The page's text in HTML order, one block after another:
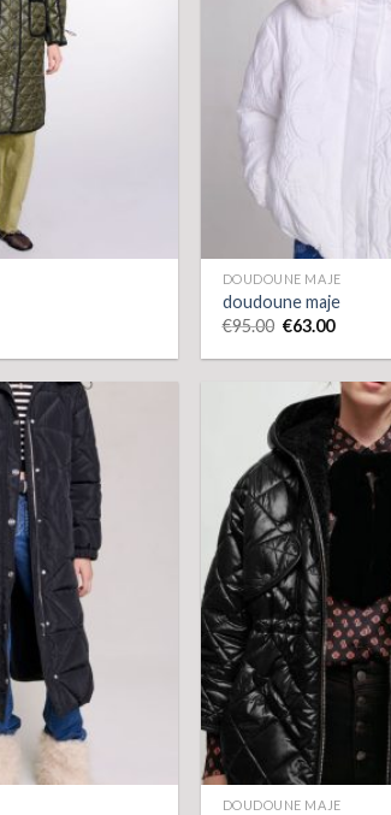
DOUDOUNE MAJE
doudoune maje
€95.00 €63.00
DOUDOUNE MAJE